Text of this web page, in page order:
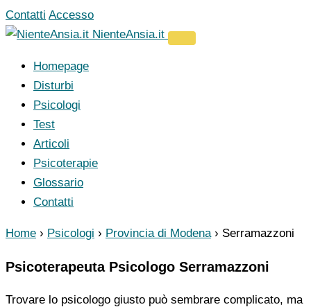
Vai
al
Contatti Accesso
NienteAnsia.it
Homepage
Disturbi
Psicologi
Test
Articoli
Psicoterapie
Glossario
Contatti
Home › Psicologi › Provincia di Modena › Serramazzoni
Psicoterapeuta Psicologo Serramazzoni
Trovare lo psicologo giusto può sembrare complicato, ma